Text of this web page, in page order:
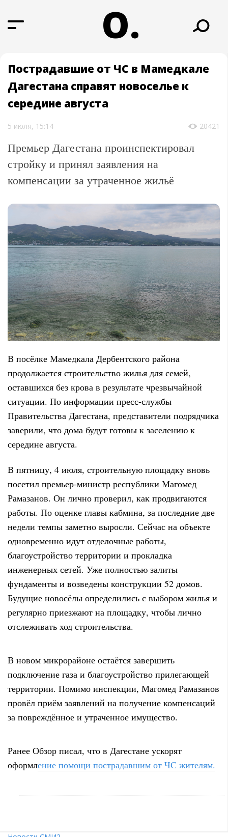
О.
Пострадавшие от ЧС в Мамедкале
Дагестана справят новоселье к
середине августа
5 июля, 15:14 20421
Премьер Дагестана проинспектировал
стройку и принял заявления на
компенсации за утраченное жильё
В посёлке Мамедкала Дербентского района
продолжается строительство жилья для семей,
оставшихся без крова в результате чрезвычайной
ситуации. По информации пресс-службы
Правительства Дагестана, представители подрядчика
заверили, что дома будут готовы к заселению к
середине августа.
В пятницу, 4 июля, строительную площадку вновь
посетил премьер-министр республики Магомед
Рамазанов. Он лично проверил, как продвигаются
работы. По оценке главы кабмина, за последние две
недели темпы заметно выросли. Сейчас на объекте
одновременно идут отделочные работы,
благоустройство территории и прокладка
инженерных сетей. Уже полностью залиты
фундаменты и возведены конструкции 52 домов.
Будущие новосёлы определились с выбором жилья и
регулярно приезжают на площадку, чтобы лично
отслеживать ход строительства.
В новом микрорайоне остаётся завершить
подключение газа и благоустройство прилегающей
территории. Помимо инспекции, Магомед Рамазанов
провёл приём заявлений на получение компенсаций
за повреждённое и утраченное имущество.
Ранее Обзор писал, что в Дагестане ускорят
оформление помощи пострадавшим от ЧС жителям.